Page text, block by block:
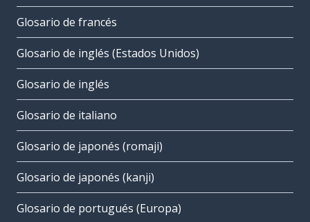
Glosario de francés
Glosario de inglés (Estados Unidos)
Glosario de inglés
Glosario de italiano
Glosario de japonés (romaji)
Glosario de japonés (kanji)
Glosario de portugués (Europa)